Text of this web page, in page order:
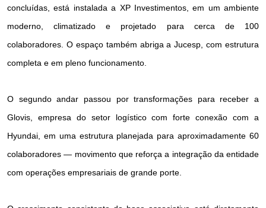
concluídas, está instalada a XP Investimentos, em um ambiente
moderno, climatizado e projetado para cerca de 100
colaboradores. O espaço também abriga a Jucesp, com estrutura
completa e em pleno funcionamento.
O segundo andar passou por transformações para receber a
Glovis, empresa do setor logístico com forte conexão com a
Hyundai, em uma estrutura planejada para aproximadamente 60
colaboradores — movimento que reforça a integração da entidade
com operações empresariais de grande porte.